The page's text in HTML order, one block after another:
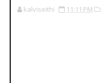
kalviseithi 11:11 PM